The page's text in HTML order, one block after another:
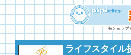
ライフスタイル